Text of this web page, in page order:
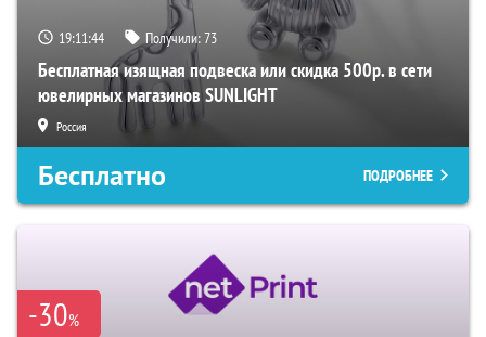
19:11:43 Получили:73
Бесплатная изящная подвеска или скидка 500р. в сети
ювелирных магазинов SUNLIGHT
Россия
Бесплатно ПОДРОБНЕЕ
-30%